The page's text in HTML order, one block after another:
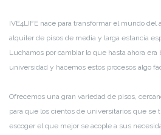
IVE4LIFE nace para transformar el mundo del
alquiler de pisos de media y larga estancia
Luchamos por cambiar lo que hasta ahora era
universidad y hacemos estos procesos algo
Ofrecemos una gran variedad de pisos,
para que los cientos de universitarios que se
escoger el que mejor se acople a sus